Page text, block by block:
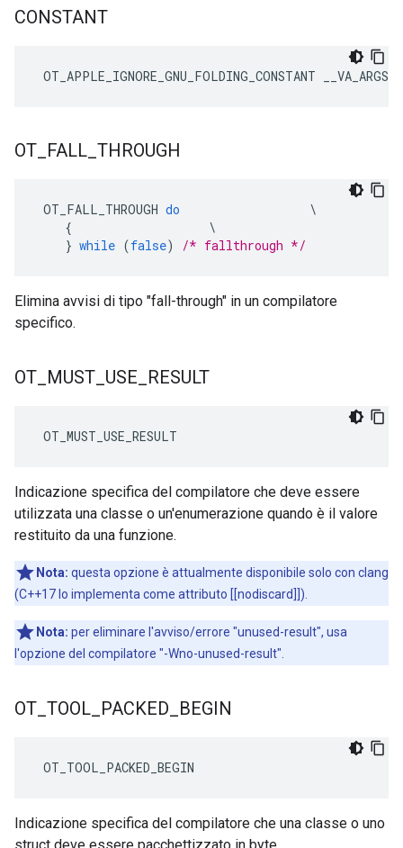
CONSTANT
OT_APPLE_IGNORE_GNU_FOLDING_CONSTANT __VA_ARGS__
OT FALL THROUGH
OT_FALL_THROUGH do
\
{
\
} while (false) /* fallthrough */
Elimina avvisi di tipo "fall-through" in un compilatore
specifico.
OT MUST USE RESULT
OT_MUST_USE_RESULT
Indicazione specifica del compilatore che deve essere
utilizzata una classe o un'enumerazione quando è il valore
restituito da una funzione.
Nota: questa opzione è attualmente disponibile solo con clang
(C++17 lo implementa come attributo [[nodiscard]]).
Nota: per eliminare l'avviso/errore "unused-result", usa
l'opzione del compilatore "-Wno-unused-result".
OT TOOL PACKED BEGIN
OT_TOOL_PACKED_BEGIN
Indicazione specifica del compilatore che una classe o uno